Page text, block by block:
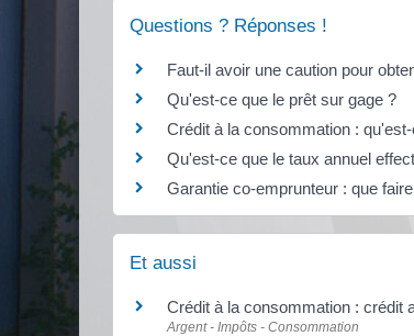
Questions ? Réponses !
Faut-il avoir une caution pour
Qu'est-ce que le prêt sur gage ?
Crédit à la consommation :
Qu'est-ce que le taux annuel
Garantie co-emprunteur : que
Et aussi
Crédit à la consommation : crédit
Argent - Impôts - Consommation